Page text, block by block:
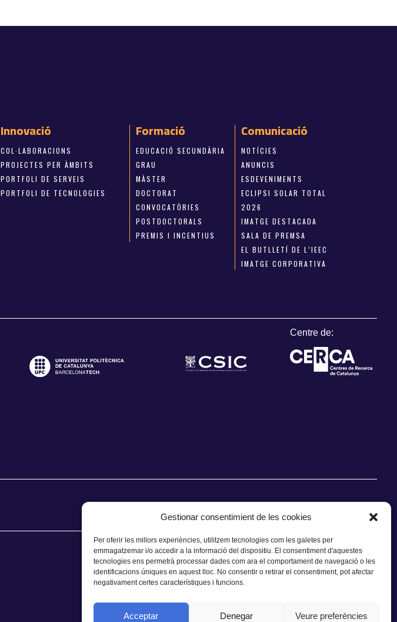
Gestionar consentimient de les cookies
Per oferir les millors experiències, utilitzem tecnologies com les galetes per
emmagatzemar i/o accedir a la informació del dispositiu. El consentiment d'aquestes
tecnologies ens permetrà processar dades com ara el comportament de navegació o les
identificacions úniques en aquest lloc. No consentir o retirar el consentiment, pot afectar
negativament certes característiques i funcions.
Acceptar Denegar Veure preferències
Innovació
COL·LABORACIONS
PROJECTES PER ÀMBITS
PORTFOLI DE SERVEIS
PORTFOLI DE TECNOLOGIES
Formació
EDUCACIÓ SECUNDÀRIA
GRAU
MÀSTER
DOCTORAT
CONVOCATÒRIES
POSTDOCTORALS
PREMIS I INCENTIUS
Comunicació
NOTÍCIES
ANUNCIS
ESDEVENIMENTS
ECLIPSI SOLAR TOTAL
2026
IMATGE DESTACADA
SALA DE PREMSA
EL BUTLLETÍ DE L’IEEC
IMATGE CORPORATIVA
Centre de:
CONTACTE